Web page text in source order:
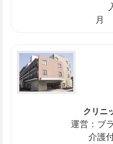
月
クリニ
運営：ブ
介護